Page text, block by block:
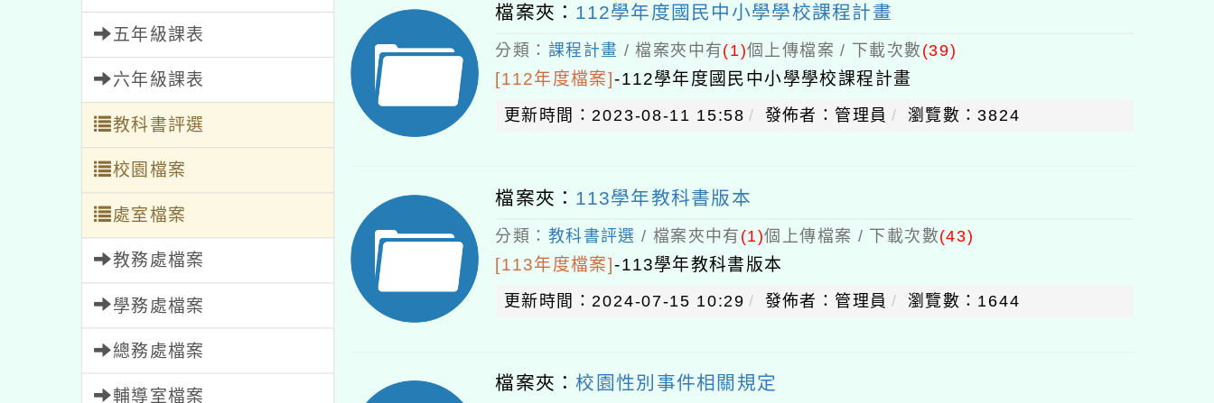
五年級課表
六年級課表
教科書評選
校園檔案
處室檔案
教務處檔案
學務處檔案
總務處檔案
輔導室檔案
檔案夾： 112學年度國民中小學學校課程計畫
分類： 課程計畫 / 檔案夾中有(1)個上傳檔案 / 下載次數(39)
[112年度檔案]-112學年度國民中小學學校課程計畫
更新時間：2023-08-11 15:58 發佈者：管理員 瀏覽數：3824
檔案夾： 113學年教科書版本
分類： 教科書評選 / 檔案夾中有 (1)個上傳檔案 / 下載次數(43)
[113年度檔案]-113學年教科書版本
更新時間：2024-07-15 10:29 發佈者：管理員 瀏覽數：1644
檔案夾：校園性別事件相關規定